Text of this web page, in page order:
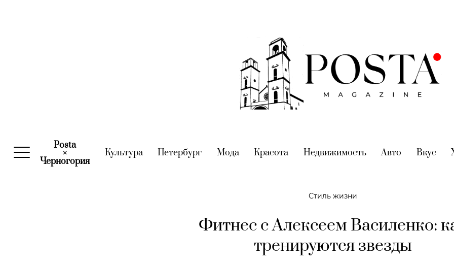
Posta
×
Черногория(current)
Культура(current)
Петербург (current)
Мода(current)
Красота (current)
Недвижимость(current)
Авто (current)
Вкус
Стиль жизни
Фитнес с Алексеем Василенко:
тренируются звезды